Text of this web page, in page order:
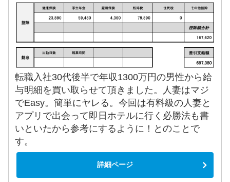
転職入社30代後半で年収1300万円の男性から給
与明細を買い取らせて頂きました。人妻はマジ
でEasy。簡単にヤレる。今回は有料級の人妻と
アプリで出会って即日ホテルに行く必勝法も書
いといたから参考にするように！とのことで
す。
詳細ページ